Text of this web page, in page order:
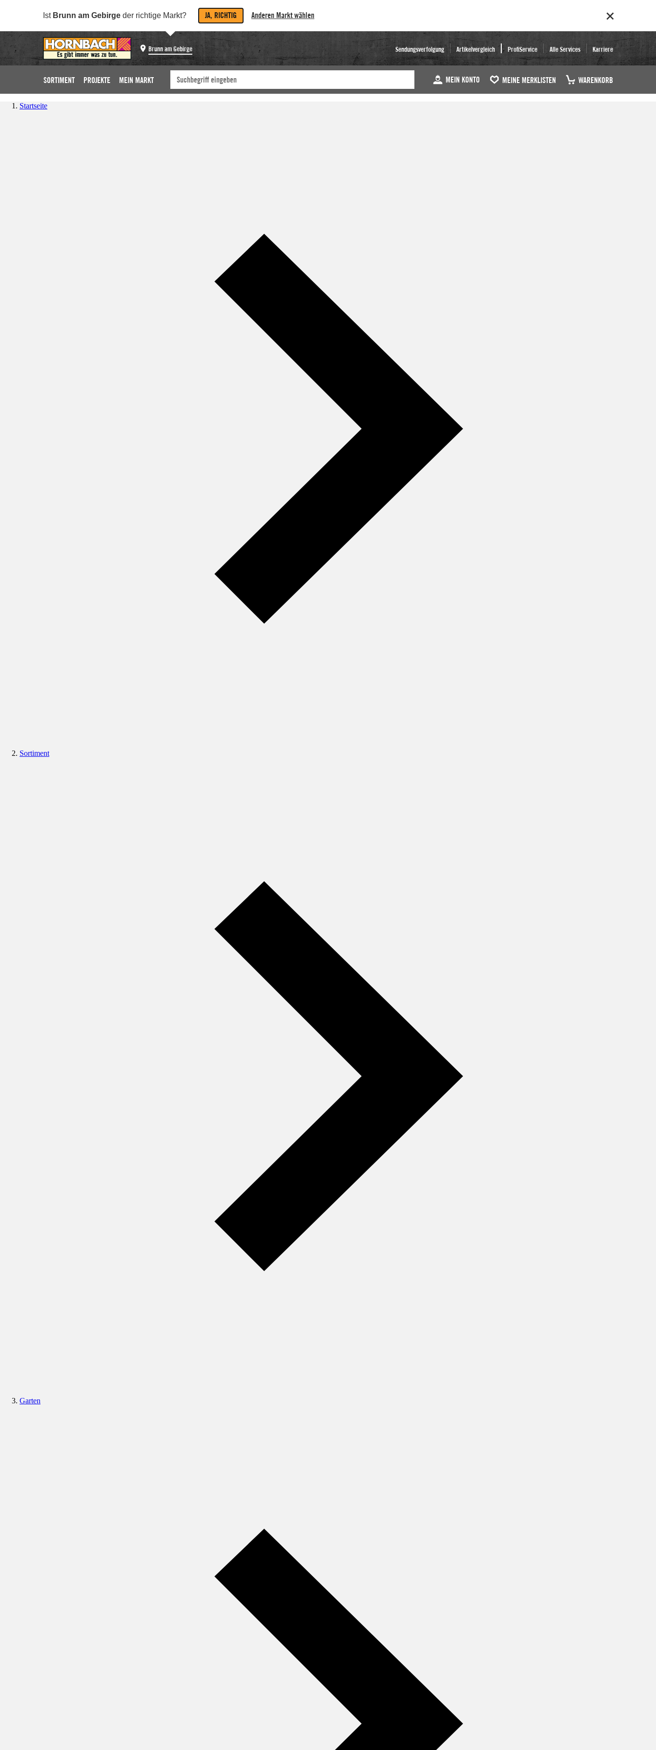
Ist Brunn am Gebirge der richtige Markt? JA, RICHTIG Anderen Markt wählen
Brunn am Gebirge Sendungsverfolgung Artikelvergleich ProfiService Alle Services Karriere
SORTIMENT PROJEKTE MEIN MARKT MEIN KONTO MEINE MERKLISTEN WARENKORB
Startseite
Sortiment
Garten